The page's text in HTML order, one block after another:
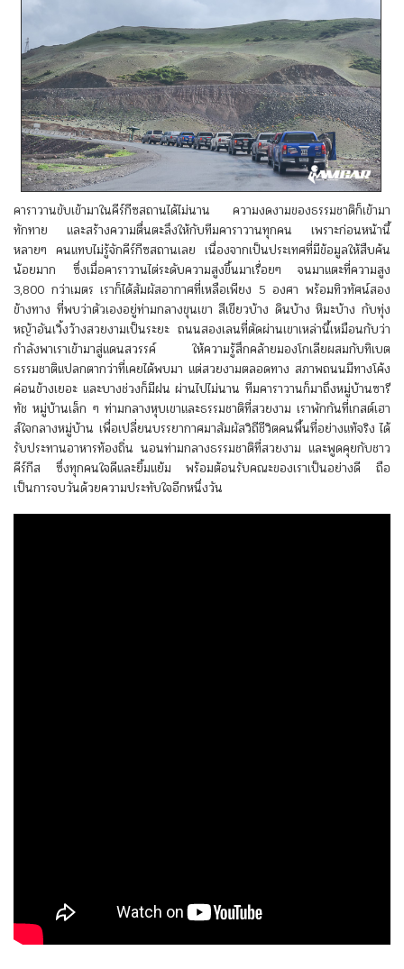
คาราวานขับเข้ามาในคีร์กีซสถานได้ไม่นาน ความงดงามของธรรมชาติก็เข้ามา
ทักทาย และสร้างความตื่นตะลึงให้กับทีมคาราวานทุกคน เพราะก่อนหน้านี้
หลายๆ คนแทบไม่รู้จักคีร์กีซสถานเลย เนื่องจากเป็นประเทศที่มีข้อมูลให้สืบค้น
น้อยมาก ซึ่งเมื่อคาราวานไต่ระดับความสูงขึ้นมาเรื่อยๆ จนมาแตะที่ความสูง
3,800 กว่าเมตร เราก็ได้สัมผัสอากาศที่เหลือเพียง 5 องศา พร้อมทิวทัศน์สอง
ข้างทาง ที่พบว่าตัวเองอยู่ท่ามกลางขุนเขา สีเขียวบ้าง ดินบ้าง หิมะบ้าง กับทุ่ง
หญ้าอันเวิ้งว้างสวยงามเป็นระยะ ถนนสองเลนที่ตัดผ่านเขาเหล่านี้เหมือนกับว่า
กำลังพาเราเข้ามาสู่แดนสวรรค์ ให้ความรู้สึกคล้ายมองโกเลียผสมกับทิเบต
ธรรมชาติแปลกตากว่าที่เคยได้พบมา แต่สวยงามตลอดทาง สภาพถนนมีทางโค้ง
ค่อนข้างเยอะ และบางช่วงก็มีฝน ผ่านไปไม่นาน ทีมคาราวานก็มาถึงหมู่บ้านซารี
ทัช หมู่บ้านเล็ก ๆ ท่ามกลางหุบเขาและธรรมชาติที่สวยงาม เราพักกันที่เกสต์เฮา
ส์ใจกลางหมู่บ้าน เพื่อเปลี่ยนบรรยากาศมาสัมผัสวิถีชีวิตคนพื้นที่อย่างแท้จริง ได้
รับประทานอาหารท้องถิ่น นอนท่ามกลางธรรมชาติที่สวยงาม และพูดคุยกับชาว
คีร์กีส ซึ่งทุกคนใจดีและยิ้มแย้ม พร้อมต้อนรับคณะของเราเป็นอย่างดี ถือ
เป็นการจบวันด้วยความประทับใจอีกหนึ่งวัน